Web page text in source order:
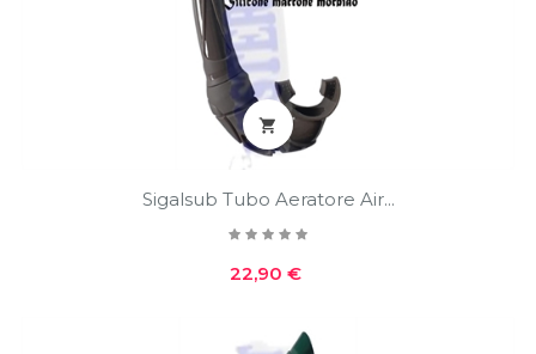

Sigalsub Tubo Aeratore Air...
Prezzo
22,90 €